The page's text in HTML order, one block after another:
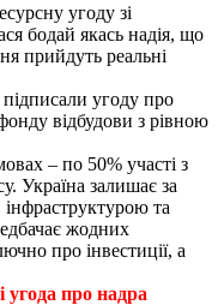
угоду зі
бодай якась надія, що
прийдуть реальні
угоду про
відбудови з рівною
– по 50% участі з
Україна залишає за
та
жодних
про інвестиції, а
про надра